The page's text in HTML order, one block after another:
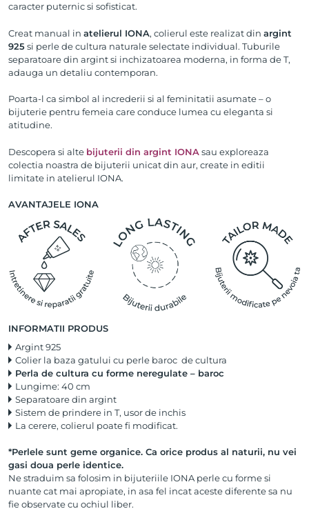
caracter puternic si sofisticat.
Creat manual in atelierul IONA, colierul este realizat din argint
925si perle de cultura naturale selectate individual. Tuburile
separatoare din argint si inchizatoarea moderna, in forma de T,
adauga un detaliu contemporan.
Poarta-l ca simbol al increderii si al feminitatii asumate – o
bijuterie pentru femeia care conduce lumea cu eleganta si
atitudine.
Descopera si alte bijuterii din argint IONAsau exploreaza
colectia noastra de bijuterii unicat din aur, create in editii
limitate in atelierul IONA.
AVANTAJELE IONA
INFORMATII PRODUS
Argint 925
Colier la baza gatului cu perle baroc de cultura
Perla de cultura cu forme neregulate – baroc
Lungime: 40 cm
Separatoare din argint
Sistem de prindere in T, usor de inchis
La cerere, colierul poate fi modificat.
*Perlele sunt geme organice. Ca orice produs al naturii, nu vei
gasi doua perle identice.
Ne straduim sa folosim in bijuteriile IONA perle cu forme si
nuante cat mai apropiate, in asa fel incat aceste diferente sa nu
fie observate cu ochiul liber.